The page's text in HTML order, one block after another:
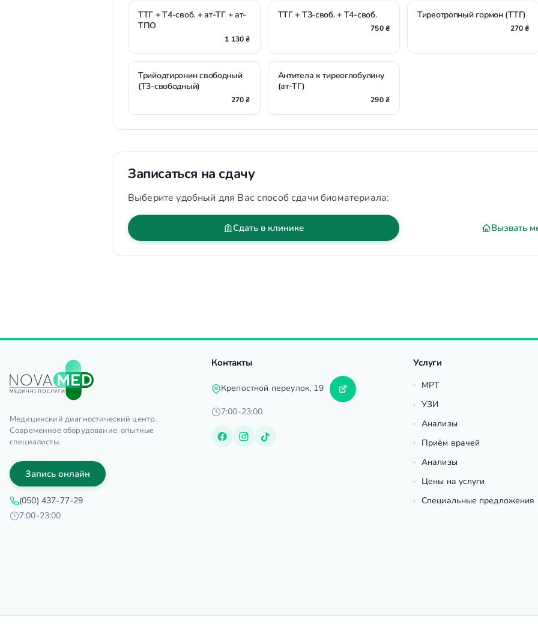
ТТГ + Т4-своб. + ат-ТГ + ат-
ТПО
1 130 ₴
ТТГ + Т3-своб. + Т4-своб.
750 ₴
Тиреотропный гормон (ТТГ)
270 ₴
Трийодтиронин свободный
(Т3-свободный)
270 ₴
Антитела к тиреоглобулину
(ат-ТГ)
290 ₴
Записаться на сдачу
Выберите удобный для Вас способ сдачи биоматериала:
Сдать в клинике Вызвать
Медицинский диагностический центр.
Современное оборудование, опытные
специалисты.
Запись онлайн
(050) 437-77-29
7:00-23:00
Контакты
Крепостной переулок, 19
7:00-23:00
Услуги
МРТ
УЗИ
Анализы
Приём врачей
Анализы
Цены на услуги
Специальные предложения